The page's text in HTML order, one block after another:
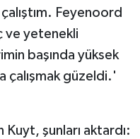
Feyenoord
ve yetenekli
başında yüksek
çalışmak güzeldi.'
Kuyt, şunları aktardı: